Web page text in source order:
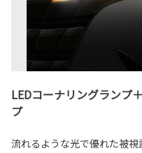
LEDコーナリングランプ
プ
流れるような光で優れた被視